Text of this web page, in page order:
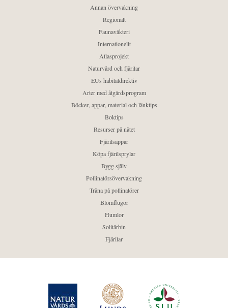
Annan övervakning
Regionalt
Faunaväkteri
Internationellt
Atlasprojekt
Naturvård och fjärilar
EUs habitatdirektiv
Arter med åtgärdsprogram
Böcker, appar, material och länktips
Boktips
Resurser på nätet
Fjärilsappar
Köpa fjärilsprylar
Bygg själv
Pollinatörsövervakning
Träna på pollinatörer
Blomflugor
Humlor
Solitärbin
Fjärilar